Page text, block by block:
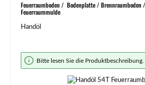
Feuerraumboden / Bodenplatte /
Feuerraummulde
Handöl
Bildergalerie überspringen
Bitte lesen Sie die Produktbeschreibung.